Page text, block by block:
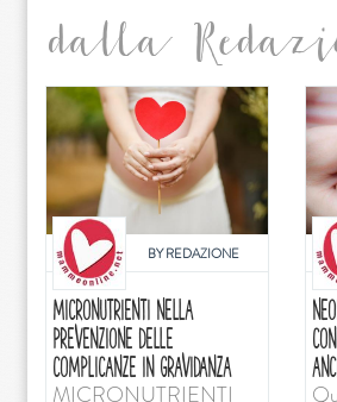
dalla
BYREDAZIONE
MICRONUTRIENTI NELLA
PREVENZIONE DELLE
COMPLICANZE IN GRAVIDANZA
MICRONUTRIENTI